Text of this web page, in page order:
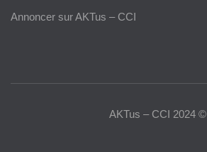
Annoncer sur AKTus – CCI
AKTus – CCI 2024 ©